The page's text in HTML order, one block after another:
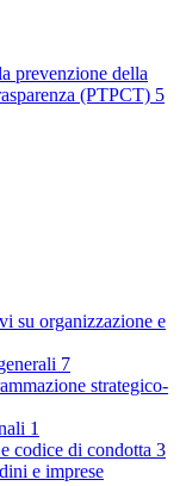
prevenzione della
(PTPCT) 5
su organizzazione e
7
strategico-
1
codice di condotta 3
e imprese